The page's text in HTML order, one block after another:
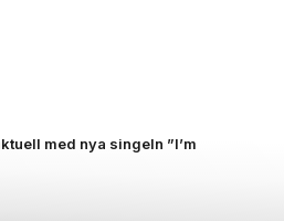
med nya singeln ”I’m